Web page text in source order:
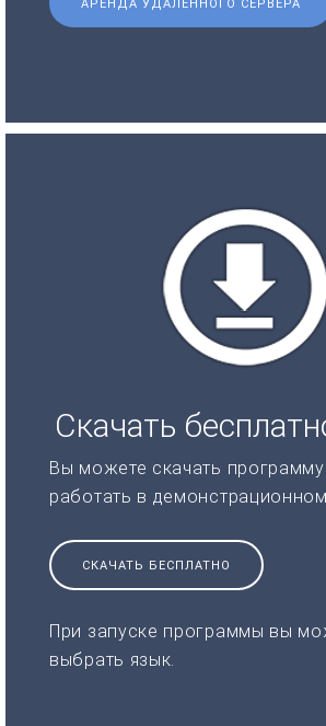
АРЕНДА УДАЛЕННОГО СЕРВЕРА
Скачать
Вы можете скачать
работать в
СКАЧАТЬ БЕСПЛАТНО
При запуске программы вы
выбрать язык.